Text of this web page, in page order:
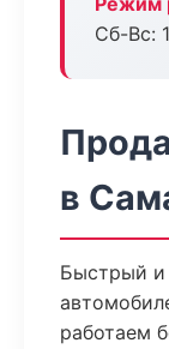
Сб-Вс:
в
Быстрый и
работаем